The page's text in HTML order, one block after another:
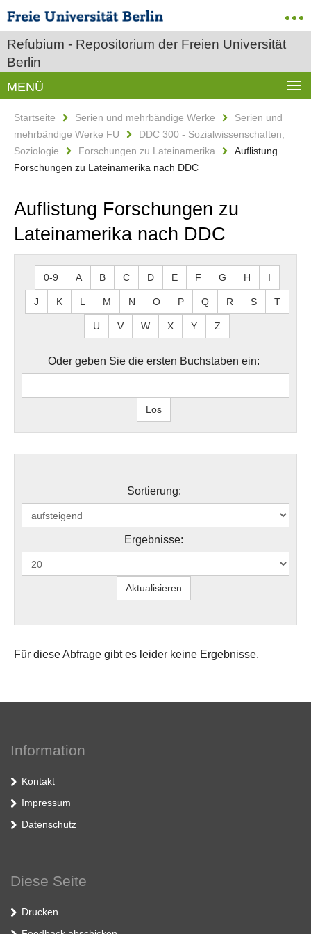
Refubium - Repositorium der Freien Universität
Berlin
MENÜ
Startseite Serien und mehrbändige Werke
Serien und
mehrbändige Werke FU
DDC 300 - Sozialwissenschaften,
Soziologie
Forschungen zu Lateinamerika
Auflistung
Forschungen zu Lateinamerika nach DDC
Auflistung Forschungen zu
Lateinamerika nach DDC
0-9 A B C D E F G H I
J K L M N O P Q R S T
U V W X Y Z
Oder geben Sie die ersten Buchstaben ein:
Sortierung:
Ergebnisse:
Für diese Abfrage gibt es leider keine Ergebnisse.
Information
Kontakt
Impressum
Datenschutz
Diese Seite
Drucken